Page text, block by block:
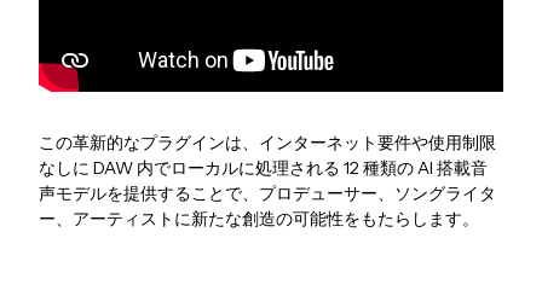
この革新的なプラグインは、インターネット要件や使用制限
なしに DAW 内でローカルに処理される 12 種類の AI 搭載音
声モデルを提供することで、プロデューサー、ソングライタ
ー、アーティストに新たな創造の可能性をもたらします。